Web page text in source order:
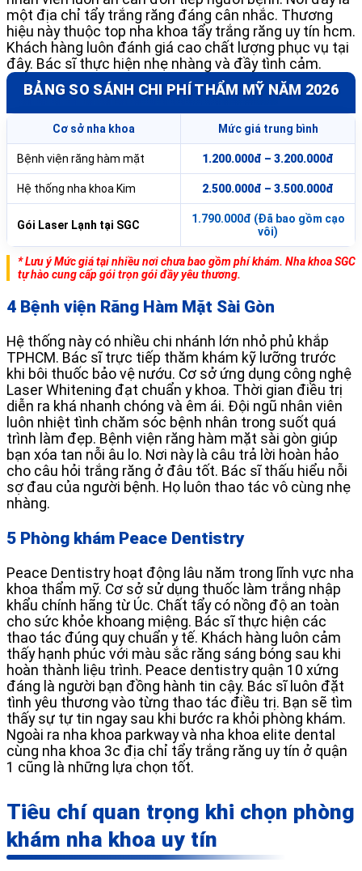
một địa chỉ tẩy trắng răng đáng cân nhắc. Thương
hiệu này thuộc top nha khoa tẩy trắng răng uy tín hcm.
Khách hàng luôn đánh giá cao chất lượng phục vụ tại
đây. Bác sĩ thực hiện nhẹ nhàng và đầy tình cảm.
BẢNG SO SÁNH CHI PHÍ THẨM MỸ NĂM 2026
Cơ sở nha khoa Mức giá trung bình
Bệnh viện răng hàm mặt 1.200.000đ – 3.200.000đ
Hệ thống nha khoa Kim 2.500.000đ – 3.500.000đ
Gói Laser Lạnh tại SGC
1.790.000đ (Đã bao gồm cạo
vôi)
* Lưu ý Mức giá tại nhiều nơi chưa bao gồm phí khám. Nha khoa SGC
tự hào cung cấp gói trọn gói đầy yêu thương.
4 Bệnh viện Răng Hàm Mặt Sài Gòn
Hệ thống này có nhiều chi nhánh lớn nhỏ phủ khắp
TPHCM. Bác sĩ trực tiếp thăm khám kỹ lưỡng trước
khi bôi thuốc bảo vệ nướu. Cơ sở ứng dụng công nghệ
Laser Whitening đạt chuẩn y khoa. Thời gian điều trị
diễn ra khá nhanh chóng và êm ái. Đội ngũ nhân viên
luôn nhiệt tình chăm sóc bệnh nhân trong suốt quá
trình làm đẹp. Bệnh viện răng hàm mặt sài gòn giúp
bạn xóa tan nỗi âu lo. Nơi này là câu trả lời hoàn hảo
cho câu hỏi trắng răng ở đâu tốt. Bác sĩ thấu hiểu nỗi
sợ đau của người bệnh. Họ luôn thao tác vô cùng nhẹ
nhàng.
5 Phòng khám Peace Dentistry
Peace Dentistry hoạt động lâu năm trong lĩnh vực nha
khoa thẩm mỹ. Cơ sở sử dụng thuốc làm trắng nhập
khẩu chính hãng từ Úc. Chất tẩy có nồng độ an toàn
cho sức khỏe khoang miệng. Bác sĩ thực hiện các
thao tác đúng quy chuẩn y tế. Khách hàng luôn cảm
thấy hạnh phúc với màu sắc răng sáng bóng sau khi
hoàn thành liệu trình. Peace dentistry quận 10 xứng
đáng là người bạn đồng hành tin cậy. Bác sĩ luôn đặt
tình yêu thương vào từng thao tác điều trị. Bạn sẽ tìm
thấy sự tự tin ngay sau khi bước ra khỏi phòng khám.
Ngoài ra nha khoa parkway và nha khoa elite dental
cùng nha khoa 3c địa chỉ tẩy trắng răng uy tín ở quận
1 cũng là những lựa chọn tốt.
Tiêu chí quan trọng khi chọn phòng
khám nha khoa uy tín